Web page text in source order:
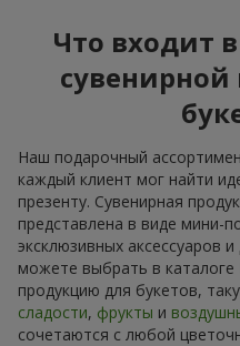
Что входит
Наш подарочный
каждый клиент мог найти
презенту. Сувенирная
представлена в виде мини-
эксклюзивных аксессуаров
можете выбрать в каталоге
продукцию для букетов,
сладости, фрукты и
сочетаются с любой